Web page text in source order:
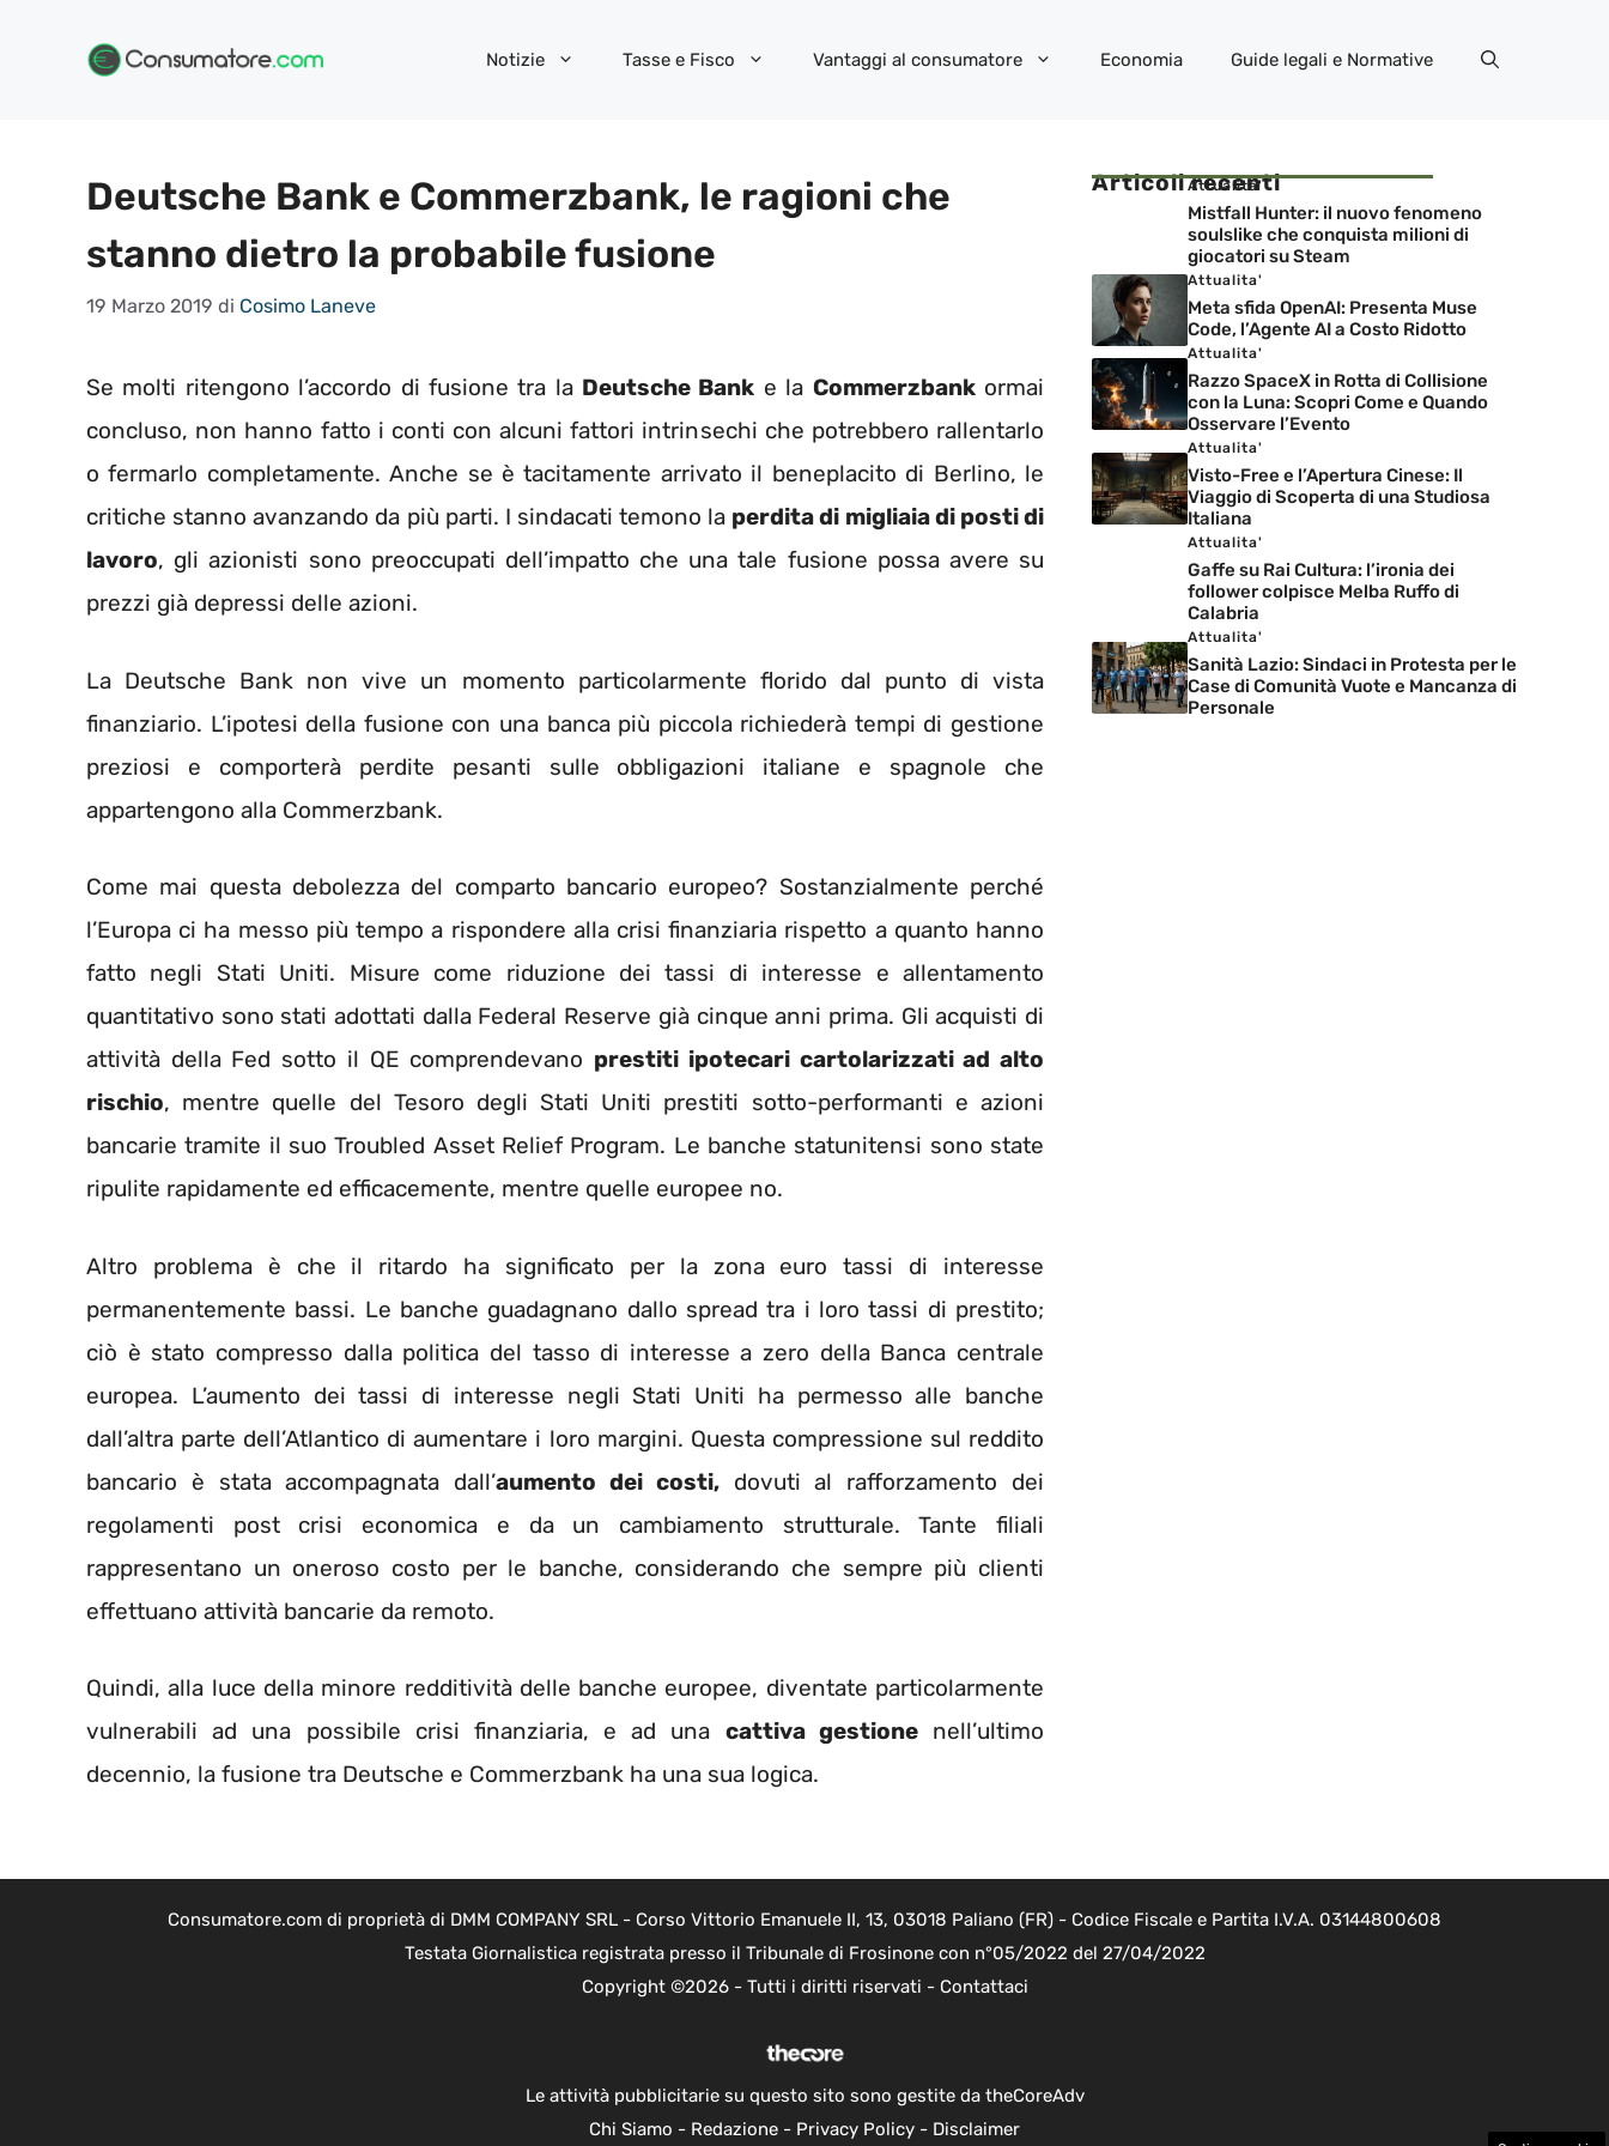
Notizie Tasse e Fisco Vantaggi al consumatore Economia Guide legali e Normative
Deutsche Bank e Commerzbank, le ragioni che
stanno dietro la probabile fusione
19 Marzo 2019 di Cosimo Laneve
Se molti ritengono l’accordo di fusione tra la Deutsche Bank e la Commerzbankormai
concluso, non hanno fatto i conti con alcuni fattori intrinsechi che potrebbero rallentarlo
o fermarlo completamente. Anche se è tacitamente arrivato il beneplacito di Berlino, le
critiche stanno avanzando da più parti. I sindacati temono la perdita di migliaia di posti di
lavoro, gli azionisti sono preoccupati dell’impatto che una tale fusione possa avere su
prezzi già depressi delle azioni.
La Deutsche Bank non vive un momento particolarmente florido dal punto di vista
finanziario. L’ipotesi della fusione con una banca più piccola richiederà tempi di gestione
preziosi e comporterà perdite pesanti sulle obbligazioni italiane e spagnole che
appartengono alla Commerzbank.
Come mai questa debolezza del comparto bancario europeo? Sostanzialmente perché
l’Europa ci ha messo più tempo a rispondere alla crisi finanziaria rispetto a quanto hanno
fatto negli Stati Uniti. Misure come riduzione dei tassi di interesse e allentamento
quantitativo sono stati adottati dalla Federal Reserve già cinque anni prima. Gli acquisti di
attività della Fed sotto il QE comprendevano prestiti ipotecari cartolarizzati ad alto
rischio, mentre quelle del Tesoro degli Stati Uniti prestiti sotto-performanti e azioni
bancarie tramite il suo Troubled Asset Relief Program. Le banche statunitensi sono state
ripulite rapidamente ed efficacemente, mentre quelle europee no.
Altro problema è che il ritardo ha significato per la zona euro tassi di interesse
permanentemente bassi. Le banche guadagnano dallo spread tra i loro tassi di prestito;
ciò è stato compresso dalla politica del tasso di interesse a zero della Banca centrale
europea. L’aumento dei tassi di interesse negli Stati Uniti ha permesso alle banche
dall’altra parte dell’Atlantico di aumentare i loro margini. Questa compressione sul reddito
bancario è stata accompagnata dall’aumento dei costi,dovuti al rafforzamento dei
regolamenti post crisi economica e da un cambiamento strutturale. Tante filiali
rappresentano un oneroso costo per le banche, considerando che sempre più clienti
effettuano attività bancarie da remoto.
Quindi, alla luce della minore redditività delle banche europee, diventate particolarmente
vulnerabili ad una possibile crisi finanziaria, e ad una cattiva gestionenell’ultimo
decennio, la fusione tra Deutsche e Commerzbank ha una sua logica.
Articoli recenti
Attualita'
Mistfall Hunter: il nuovo fenomeno
soulslike che conquista milioni di
giocatori su Steam
Attualita'
Meta sfida OpenAI: Presenta Muse
Code, l’Agente AI a Costo Ridotto
Attualita'
Razzo SpaceX in Rotta di Collisione
con la Luna: Scopri Come e Quando
Osservare l’Evento
Attualita'
Visto-Free e l’Apertura Cinese: Il
Viaggio di Scoperta di una Studiosa
Italiana
Attualita'
Gaffe su Rai Cultura: l’ironia dei
follower colpisce Melba Ruffo di
Calabria
Attualita'
Sanità Lazio: Sindaci in Protesta per le
Case di Comunità Vuote e Mancanza di
Personale
Consumatore.com di proprietà di DMM COMPANY SRL - Corso Vittorio Emanuele II, 13, 03018 Paliano (FR) - Codice Fiscale e Partita I.V.A. 03144800608
Testata Giornalistica registrata presso il Tribunale di Frosinone con n°05/2022 del 27/04/2022
Copyright ©2026 - Tutti i diritti riservati - Contattaci
Le attività pubblicitarie su questo sito sono gestite da theCoreAdv
Chi Siamo - Redazione - Privacy Policy - Disclaimer